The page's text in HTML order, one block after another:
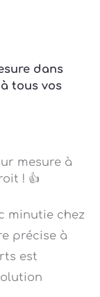
dans
tous vos
! 👍
précise à
est